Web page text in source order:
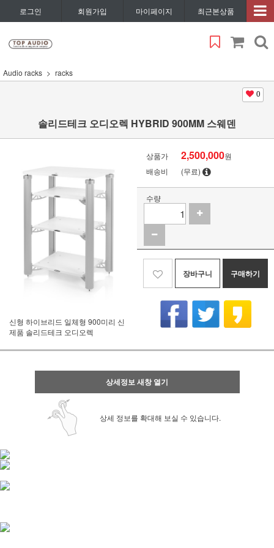
로그인 회원가입 마이페이지 최근본상품
Audio racks racks
0
솔리드테크 오디오렉 HYBRID 900MM 스웨덴
신형 하이브리드 일체형 900미리 신
제품 솔리드테크 오디오렉
상품가 2,500,000원
배송비
(무료)
수량
장바구니 구매하기
상세정보 새창 열기
상세 정보를 확대해 보실 수 있습니다.